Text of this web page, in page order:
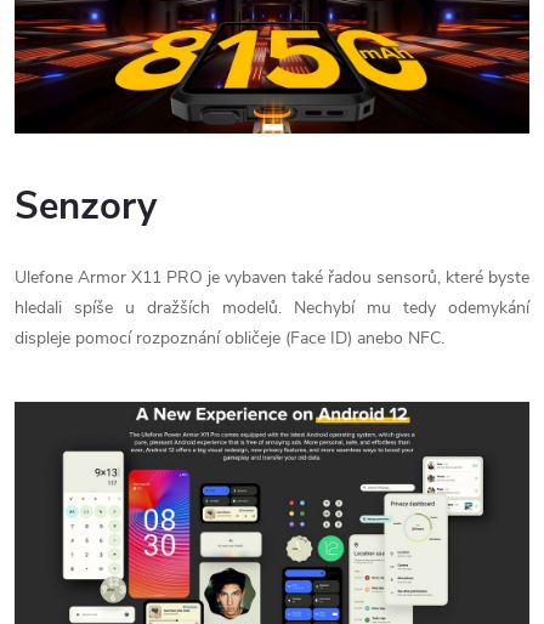
Senzory
Ulefone Armor X11 PRO je vybaven také řadou sensorů, které byste
hledali spíše u dražších modelů. Nechybí mu tedy odemykání
displeje pomocí rozpoznání obličeje (Face ID) anebo NFC.